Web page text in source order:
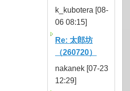
k_kubotera [08-
06 08:15]
Re: 太郎坊
（260720）
nakanek [07-23
12:29]